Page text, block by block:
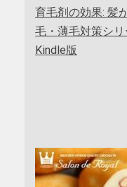
育毛剤の効果: 髪
毛・薄毛対策シ
Kindle版